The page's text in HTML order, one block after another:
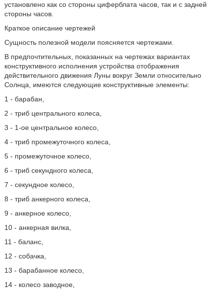
установлено как со стороны циферблата часов, так и с задней
стороны часов.
Краткое описание чертежей
Сущность полезной модели поясняется чертежами.
В предпочтительных, показанных на чертежах вариантах
конструктивного исполнения устройства отображения
действительного движения Луны вокруг Земли относительно
Солнца, имеются следующие конструктивные элементы:
1 - барабан,
2 - триб центрального колеса,
3 - 1-ое центральное колесо,
4 - триб промежуточного колеса,
5 - промежуточное колесо,
6 - триб секундного колеса,
7 - секундное колесо,
8 - триб анкерного колеса,
9 - анкерное колесо,
10 - анкерная вилка,
11 - баланс,
12 - собачка,
13 - барабанное колесо,
14 - колесо заводное,